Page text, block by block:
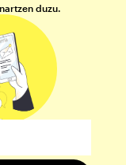
duzu.